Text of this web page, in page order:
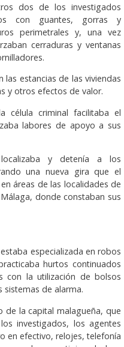
dos de los investigados
con guantes, gorras y
perimetrales y, una vez
cerraduras y ventanas
las estancias de las viviendas
y otros efectos de valor.
célula criminal facilitaba el
labores de apoyo a sus
y detenía a los
una nueva gira que el
áreas de las localidades de
donde constaban sus
especializada en robos
hurtos continuados
con la utilización de bolsos
sistemas de alarma.
de la capital malagueña, que
investigados, los agentes
en efectivo, relojes, telefonía